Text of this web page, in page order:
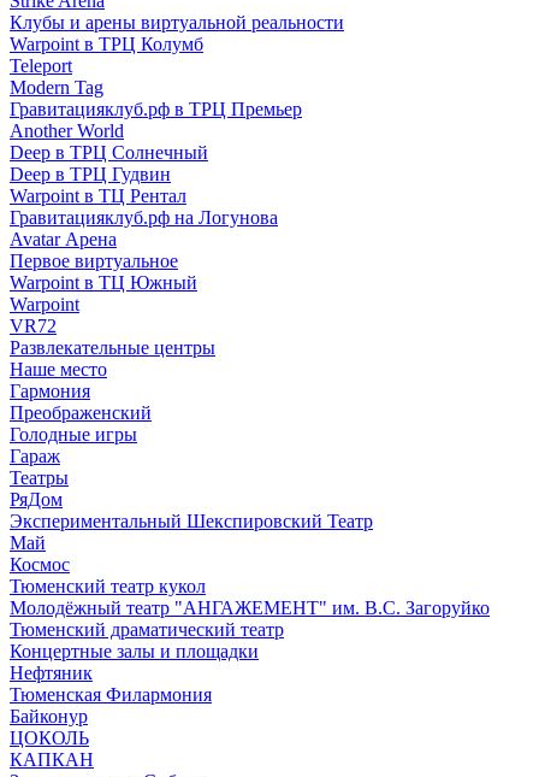
Клубы и арены виртуальной реальности
Warpoint в ТРЦ Колумб
Teleport
Modern Tag
Гравитацияклуб.рф в ТРЦ Премьер
Another World
Deep в ТРЦ Солнечный
Deep в ТРЦ Гудвин
Warpoint в ТЦ Рентал
Гравитацияклуб.рф на Логунова
Avatar Арена
Первое виртуальное
Warpoint в ТЦ Южный
Warpoint
VR72
Развлекательные центры
Наше место
Гармония
Преображенский
Голодные игры
Гараж
Театры
РяДом
Экспериментальный Шекспировский Театр
Май
Космос
Тюменский театр кукол
Молодёжный театр "АНГАЖЕМЕНТ" им. В.С. Загоруйко
Тюменский драматический театр
Концертные залы и площадки
Нефтяник
Тюменская Филармония
Байконур
ЦОКОЛЬ
КАПКАН